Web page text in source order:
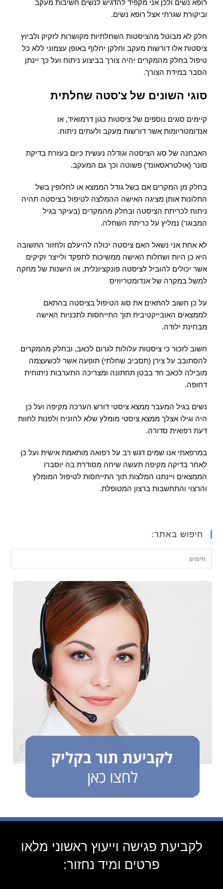
רופא נשים ולכן אני מקפיד להדגיש לנשים חשיבות מעקב
וביקורת שגרתי אצל רופא נשים.
חלק לא מבוטל מהציסטות השחלתיות מקושרות לזקיק ולביוץ
ציסטות אלו דורשות מעקב וחלקן יחלוף באופן עצמוני ללא כל
טיפול בחלק מהמקרים יהיה צורך בביצוע ניתוח ועל כך יינתן
הסבר במידת הצורך.
סוגי השונים של צ'סטה שחלתית
קיימים סוגים נוספים של ציסטות כגון דרמואיד, או
אנדומטריומות אשר דורשות מעקב ולעתים ניתוח.
האבחנה של סוג הציסטה וגודלה נעשית כיום בעזרת בדיקת
סונר (אולטראסאונד) פשוטה וכך גם המעקב.
בחלק מן המקרים אם בשל גודל הממצא או לחלופין בשל
התלונות אותן מציגה האישה ההמלצה לטיפול בציסטה תהיה
ניתוח לכריתת הציסטה ובחלק מהמקרים (בעיקר בגיל
המבוגר) נמליץ על כריתת השחלה.
לא אחת אני נשאל האם ציסטה יכולה להיעלם ולחזור התשובה
היא כן היות ושחלות האישה ממשיכות לתפקד ולייצר זקיקים
אשר יכולים להוביל לציסטה פונקציונלית, או הישנות של מחקה
למשל במקרה של אנדומטריוזיס
על כן חשוב להתאים את סוג הטיפול בציסטה בהתאם
לממצאים האובייקטיבית תוך התייחסות לתכניות האישה
מבחינת ילודה.
חשוב לזכור כי ציסטות עלולות לגרום לכאב, ובחלק מהמקרים
להסתובב על צירן (תסביב שחלתי) תופעה אשר לכשעצמה
מובילה לכאב חד בבטן תחתונה ומצריכה התערבות ניתוחית
דחופה.
נשים בגיל המעבר ממצא ציסטי דורש הערכה מקיפה ועל כן
היה וגילו אצלך ממצא ציסטי מומלץ שלא להזניח ולפנות לחוות
דעת רפואית סדורה.
במרפאתי אנו שמים דגש רב על רפואה מותאמת אישית ועל כן
לאחר בדיקה מקיפה תעשה שיחה מסודרת בה יוסברו
הממצאים ויינתנו המלצות תוך התייחסות לטיפול המומלץ
והרצוי והתחשבות ברצון המטופלת.
חיפוש באתר:
לקביעת פגישה וייעוץ ראשוני מלאו
פרטים ומיד נחזור: